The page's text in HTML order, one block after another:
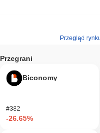
Przegląd
Przegrani
Biconomy
#382
-26.65%